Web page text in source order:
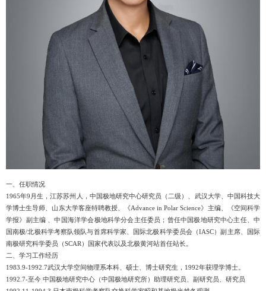
一、任职情况
1965年9月生，江苏苏州人，中国极地研究中心研究员（二级）、武汉大学、中国科技大
学博士生导师、山东大学客座特聘教授、《Advance in Polar Science》主编、《空间科学
学报》副主编 、中国海洋学会极地科学分会主任委员；曾任中国极地研究中心主任、中
国南极/北极科学考察队领队与首席科学家、国际北极科学委员会（IASC）副主席、国际
南极研究科学委员（SCAR）国家代表以及北极黄河站首任站长。
二、学习工作经历
1983.9-1992.7武汉大学空间物理系本科、硕士、博士研究生， 1992年获理学博士。
1992.7-至今 中国极地研究中心（中国极地研究所）助理研究员、副研究员、研究员